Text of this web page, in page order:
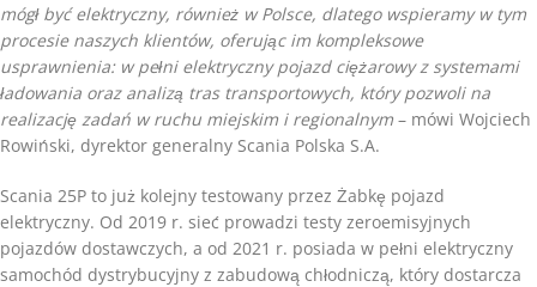
mógł być elektryczny, również w Polsce, dlatego wspieramy w tym
procesie naszych klientów, oferując im kompleksowe
usprawnienia: w pełni elektryczny pojazd ciężarowy z systemami
ładowania oraz analizą tras transportowych, który pozwoli na
realizację zadań w ruchu miejskim i regionalnym – mówi Wojciech
Rowiński, dyrektor generalny Scania Polska S.A.
Scania 25P to już kolejny testowany przez Żabkę pojazd
elektryczny. Od 2019 r. sieć prowadzi testy zeroemisyjnych
pojazdów dostawczych, a od 2021 r. posiada w pełni elektryczny
samochód dystrybucyjny z zabudową chłodniczą, który dostarcza